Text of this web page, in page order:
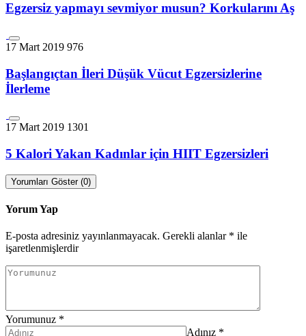
Egzersiz yapmayı sevmiyor musun? Korkularını Aş
17 Mart 2019 976
Başlangıçtan İleri Düşük Vücut Egzersizlerine
İlerleme
17 Mart 2019 1301
5 Kalori Yakan Kadınlar için HIIT Egzersizleri
Yorumları Göster (0)
Yorum Yap
E-posta adresiniz yayınlanmayacak. Gerekli alanlar * ile
işaretlenmişlerdir
Yorumunuz *
Adınız *